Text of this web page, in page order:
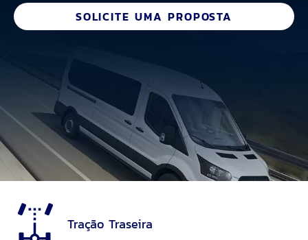
SOLICITE UMA PROPOSTA
Tração Traseira